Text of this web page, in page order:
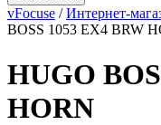
vFocuse /Интернет-
BOSS 1053 EX4 BRW
HUGO
HORN